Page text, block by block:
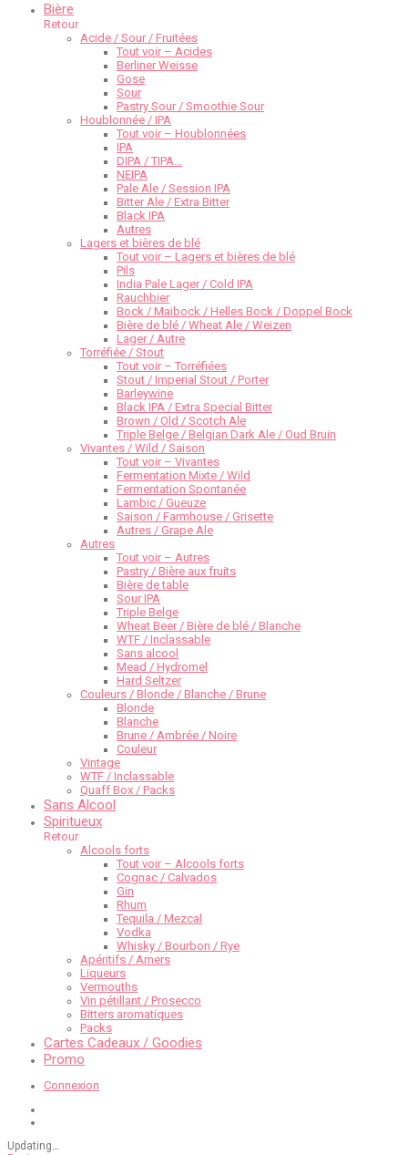
Bière
Retour
Acide / Sour / Fruitées
Tout voir – Acides
Berliner Weisse
Gose
Sour
Pastry Sour / Smoothie Sour
Houblonnée / IPA
Tout voir – Houblonnées
IPA
DIPA / TIPA…
NEIPA
Pale Ale / Session IPA
Bitter Ale / Extra Bitter
Black IPA
Autres
Lagers et bières de blé
Tout voir – Lagers et bières de blé
Pils
India Pale Lager / Cold IPA
Rauchbier
Bock / Maibock / Helles Bock / Doppel Bock
Bière de blé / Wheat Ale / Weizen
Lager / Autre
Torréfiée / Stout
Tout voir – Torréfiées
Stout / Imperial Stout / Porter
Barleywine
Black IPA / Extra Special Bitter
Brown / Old / Scotch Ale
Triple Belge / Belgian Dark Ale / Oud Bruin
Vivantes / Wild / Saison
Tout voir – Vivantes
Fermentation Mixte / Wild
Fermentation Spontanée
Lambic / Gueuze
Saison / Farmhouse / Grisette
Autres / Grape Ale
Autres
Tout voir – Autres
Pastry / Bière aux fruits
Bière de table
Sour IPA
Triple Belge
Wheat Beer / Bière de blé / Blanche
WTF / Inclassable
Sans alcool
Mead / Hydromel
Hard Seltzer
Couleurs / Blonde / Blanche / Brune
Blonde
Blanche
Brune / Ambrée / Noire
Couleur
Vintage
WTF / Inclassable
Quaff Box / Packs
Sans Alcool
Spiritueux
Retour
Alcools forts
Tout voir – Alcools forts
Cognac / Calvados
Gin
Rhum
Tequila / Mezcal
Vodka
Whisky / Bourbon / Rye
Apéritifs / Amers
Liqueurs
Vermouths
Vin pétillant / Prosecco
Bitters aromatiques
Packs
Cartes Cadeaux / Goodies
Promo
Connexion
Updating…